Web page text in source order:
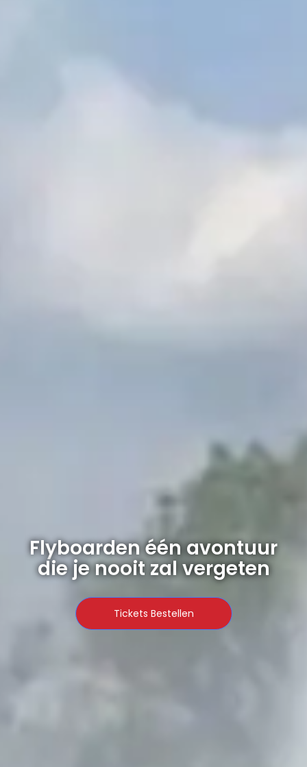
Flyboarden één avontuur
die je nooit zal vergeten
Tickets Bestellen